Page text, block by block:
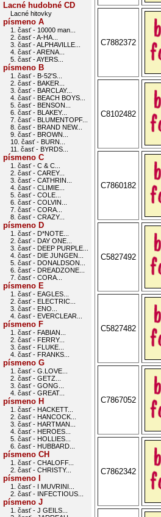
Lacné hudobné CD
Lacné hitovky
písmeno A
1. časť - 10000 man...
2. časť - A-HA...
3. časť - ALPHAVILLE...
4. časť - ARENA...
5. časť - AYERS...
písmeno B
1. časť - B-52'S...
2. časť - BAKER...
3. časť - BARCLAY...
4. časť - BEACH BOYS...
5. časť - BENSON...
6. časť - BLAKEY...
7. časť - BLUMENTOPF...
8. časť - BRAND NEW...
9. časť - BROWN...
10. časť - BURN...
11. časť - BYRDS...
písmeno C
1. časť - C & C...
2. časť - CAREY...
3. časť - CATHRIN...
4. časť - CLIMIE...
5. časť - COLE...
6. časť - COLVIN...
7. časť - CORA...
8. časť - CRAZY...
písmeno D
1. časť - D*NOTE...
2. časť - DAY ONE...
3. časť - DEEP PURPLE...
4. časť - DIE JUNGEN...
5. časť - DONALDSON...
6. časť - DREADZONE...
7. časť - CORA...
písmeno E
1. časť - EAGLES...
2. časť - ELECTRIC...
3. časť - ENO...
4. časť - EVERCLEAR...
písmeno F
1. časť - FABIAN...
2. časť - FERRY...
3. časť - FLUKE...
4. časť - FRANKS...
písmeno G
1. časť - G.LOVE...
2. časť - GETZ...
3. časť - GONG...
4. časť - GREAT...
písmeno H
1. časť - HACKETT...
2. časť - HANCOCK...
3. časť - HARTMAN...
4. časť - HEROES...
5. časť - HOLLIES...
6. časť - HUBBARD...
písmeno CH
1. časť - CHALOFF...
2. časť - CHRISTY...
písmeno I
1. časť - I MUVRINI...
2. časť - INFECTIOUS...
písmeno J
1. časť - J GEILS...
C7882372
C8102482
C7860182
C5827492
C5827482
C7867052
C7862342